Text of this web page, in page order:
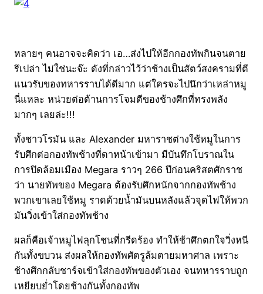
หลายๆ คนอาจจะคิดว่า เอ…ส่งไปให้อีกกองทัพกินจนตาย
รึเปล่า ไม่ใช่นะจ๊ะ ดังที่กล่าวไว้ว่าช้างเป็นสัตว์สงครามที่ตี
แนวรับของทหารราบได้ดีมาก แต่ใครจะไปนึกว่าเหล่าหมู
นี่แหละ หน่วยต่อต้านการโจมตีของช้างศึกที่ทรงพลัง
มากๆ เลยล่ะ!!!
ทั้งชาวโรมัน และ Alexander มหาราชต่างใช้หมูในการ
รับศึกต่อกองทัพช้างที่ดาหน้าเข้ามา มีบันทึกโบราณใน
การปิดล้อมเมือง Megara ราวๆ 266 ปีก่อนคริสตศักราช
ว่า นายทัพของ Megara ต้องรับศึกหนักจากกองทัพช้าง
พวกเขาเลยใช้หมู ราดด้วยน้ำมันบนหลังแล้วจุดไฟให้พวก
มันวิ่งเข้าใส่กองทัพช้าง
ผลก็คือเจ้าหมูไฟลุกโชนที่กรีดร้อง ทำให้ช้าศึกตกใจวิ่งหนี
กันทั้งขบวน ส่งผลให้กองทัพศัตรูล้มตายมหาศาล เพราะ
ช้างศึกกลับชาร์จเข้าใส่กองทัพของตัวเอง จนทหารราบถูก
เหยียบย่ำโดยช้างกันทั้งกองทัพ